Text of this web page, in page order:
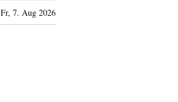
Fr, 7. Aug 2026